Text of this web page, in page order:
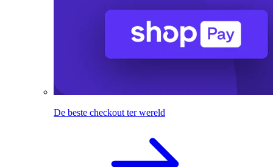
De beste checkout ter wereld